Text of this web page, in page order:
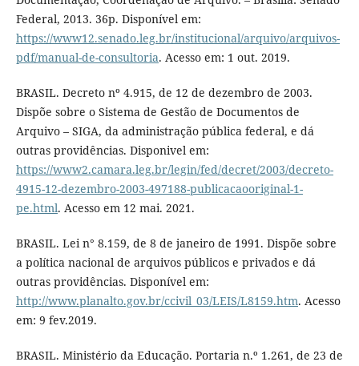
Federal, 2013. 36p. Disponível em:
https://www12.senado.leg.br/institucional/arquivo/arquivos-
pdf/manual-de-consultoria. Acesso em: 1 out. 2019.
BRASIL. Decreto nº 4.915, de 12 de dezembro de 2003.
Dispõe sobre o Sistema de Gestão de Documentos de
Arquivo – SIGA, da administração pública federal, e dá
outras providências. Disponivel em:
https://www2.camara.leg.br/legin/fed/decret/2003/decreto-
4915-12-dezembro-2003-497188-publicacaooriginal-1-
pe.html. Acesso em 12 mai. 2021.
BRASIL. Lei n° 8.159, de 8 de janeiro de 1991. Dispõe sobre
a política nacional de arquivos públicos e privados e dá
outras providências. Disponível em:
http://www.planalto.gov.br/ccivil_03/LEIS/L8159.htm. Acesso
em: 9 fev.2019.
BRASIL. Ministério da Educação. Portaria n.º 1.261, de 23 de